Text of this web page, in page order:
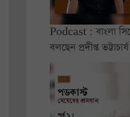
Podcast : বাংলা
বলছেন প্রদীপ্ত ভট্টাচার্য